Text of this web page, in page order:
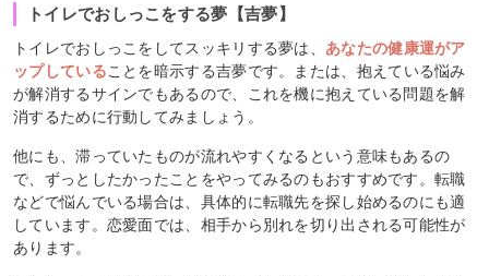
トイレでおしっこをする夢【吉夢】
トイレでおしっこをしてスッキリする夢は、 あなたの健康運がア
ップしていることを暗示する吉夢です。または、抱えている悩み
が解消するサインでもあるので、これを機に抱えている問題を解
消するために行動してみましょう。
他にも、滞っていたものが流れやすくなるという意味もあるの
で、ずっとしたかったことをやってみるのもおすすめです。転職
などで悩んでいる場合は、具体的に転職先を探し始めるのにも適
しています。恋愛面では、相手から別れを切り出される可能性が
あります。